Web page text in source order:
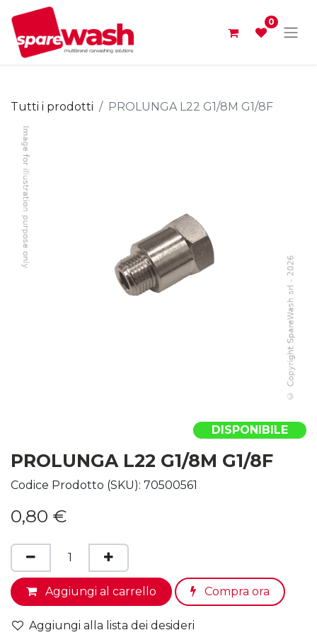
0
Tutti i prodotti PROLUNGA L22 G1/8M G1/8F
DISPONIBILE
PROLUNGA L22 G1/8M G1/8F
Codice Prodotto (SKU): 70500561
0,80 €
Aggiungi al carrello Compra ora
Aggiungi alla lista dei desideri